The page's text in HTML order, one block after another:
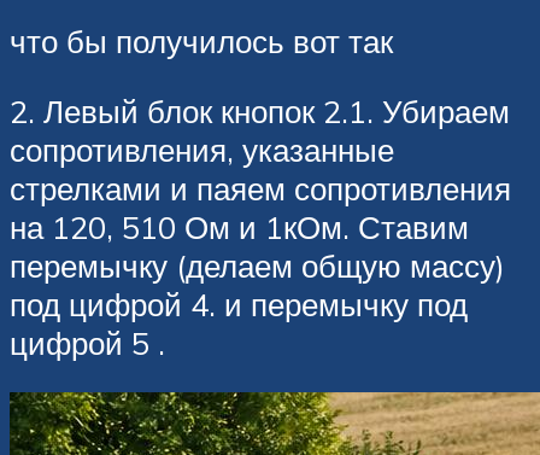
что бы получилось вот так
2. Левый блок кнопок 2.1. Убираем
сопротивления, указанные
стрелками и паяем сопротивления
на 120, 510 Ом и 1кОм. Ставим
перемычку (делаем общую массу)
под цифрой 4. и перемычку под
цифрой 5 .